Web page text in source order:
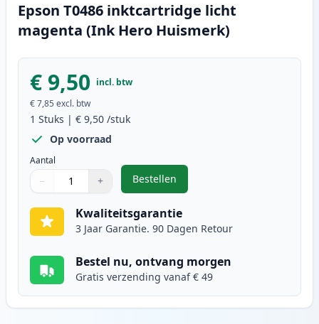
Epson T0486 inktcartridge licht
magenta (Ink Hero Huismerk)
€ 9,50 incl. btw
€ 7,85 excl. btw
1 Stuks | € 9,50 /stuk
Op voorraad
Aantal
Gebruik de knoppen om aan te passen
− +
1
Bestellen
,Epson T0486 inktcartridge licht
Kwaliteitsgarantie
3 Jaar Garantie. 90 Dagen Retour
Bestel nu, ontvang morgen
Gratis verzending vanaf € 49